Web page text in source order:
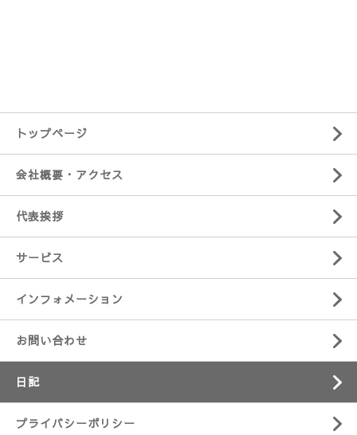
トップページ
会社概要・アクセス
代表挨拶
サービス
インフォメーション
お問い合わせ
日記
プライバシーポリシー